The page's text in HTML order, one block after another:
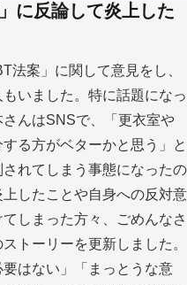
に反論して炎上した
法案」に関して意見をし、
いました。特に話題になっ
んはSNSで、「更衣室や
る方がベターかと思う」と
れてしまう事態になったの
したことや自身への反対意
しまった方々、ごめんなさ
トーリーを更新しました。
はない」「まっとうな意